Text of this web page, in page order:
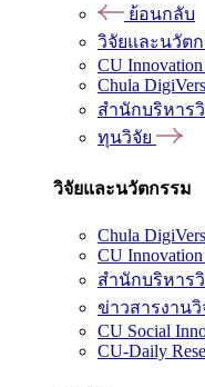
ย้อนกลับ
วิจัยและนวัต
CU
Chula
สำนักบริหาร
ทุนวิจัย
วิจัยและนวัตกรรม
Chula
CU
สำนักบริหาร
ข่าวสารงาน
CU Social
CU-Daily